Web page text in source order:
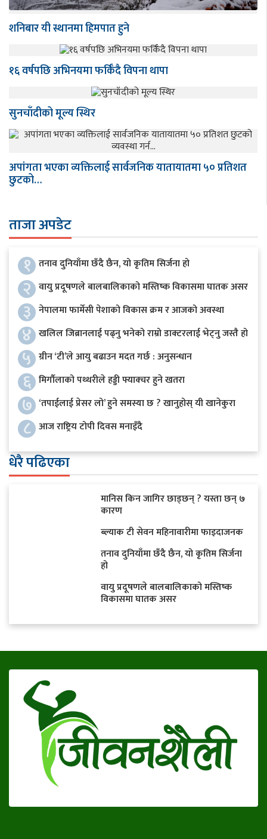
शनिबार यी स्थानमा हिमपात हुने
१६ वर्षपछि अभिनयमा फर्किँदै विपना थापा
सुनचाँदीको मूल्य स्थिर
अपांगता भएका व्यक्तिलाई सार्वजनिक यातायातमा ५० प्रतिशत
छुटको…
ताजा अपडेट
१ तनाव दुनियाँमा छँदै छैन, यो कृतिम सिर्जना हो
२ वायु प्रदूषणले बालबालिकाको मस्तिष्क विकासमा घातक असर
३ नेपालमा फार्मेसी पेशाको विकास क्रम र आजको अवस्था
४ खलिल जिब्रानलाई पढ्नु भनेको राम्रो डाक्टरलाई भेट्नु जस्तै हो
५ ग्रीन ‘टी’ले आयु बढाउन मदत गर्छ : अनुसन्धान
६ मिर्गौलाको पथ्थरीले हड्डी फ्याक्चर हुने खतरा
७ ‘तपाईलाई प्रेसर लो’ हुने समस्या छ ? खानुहोस् यी खानेकुरा
८ आज राष्ट्रिय टोपी दिवस मनाइँदै
धेरै पढिएका
मानिस किन जागिर छाड्छन् ? यस्ता छन् ७
कारण
ब्ल्याक टी सेवन महिनावारीमा फाइदाजनक
तनाव दुनियाँमा छँदै छैन, यो कृतिम सिर्जना
हो
वायु प्रदूषणले बालबालिकाको मस्तिष्क
विकासमा घातक असर